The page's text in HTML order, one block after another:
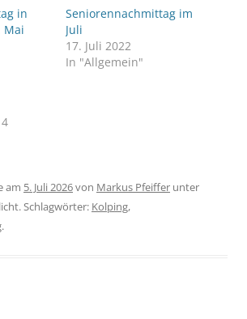
in
Mai
Seniorennachmittag im
Juli
17. Juli 2022
In "Allgemein"
am 5. Juli 2026von Markus Pfeiffer unter
Schlagwörter: Kolping,
.